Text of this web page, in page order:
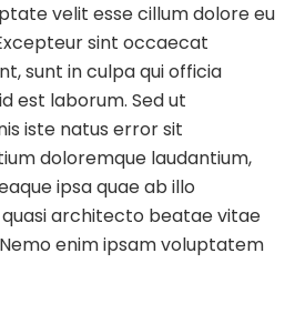
velit esse cillum dolore eu
sint occaecat
sunt in culpa qui officia
est laborum. Sed ut
iste natus error sit
doloremque laudantium,
ipsa quae ab illo
architecto beatae vitae
enim ipsam voluptatem